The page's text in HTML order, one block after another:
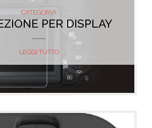
CATEGORIA
PER DISPLAY
LEGGI TUTTO